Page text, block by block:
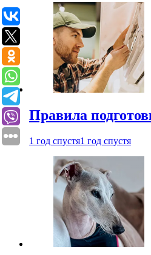
Правила
1 год спустя1 год спустя